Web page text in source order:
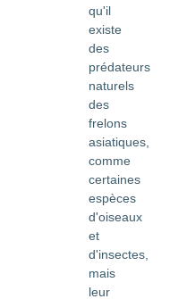
qu'il
existe
des
prédateurs
naturels
des
frelons
asiatiques,
comme
certaines
espèces
d'oiseaux
et
d'insectes,
mais
leur